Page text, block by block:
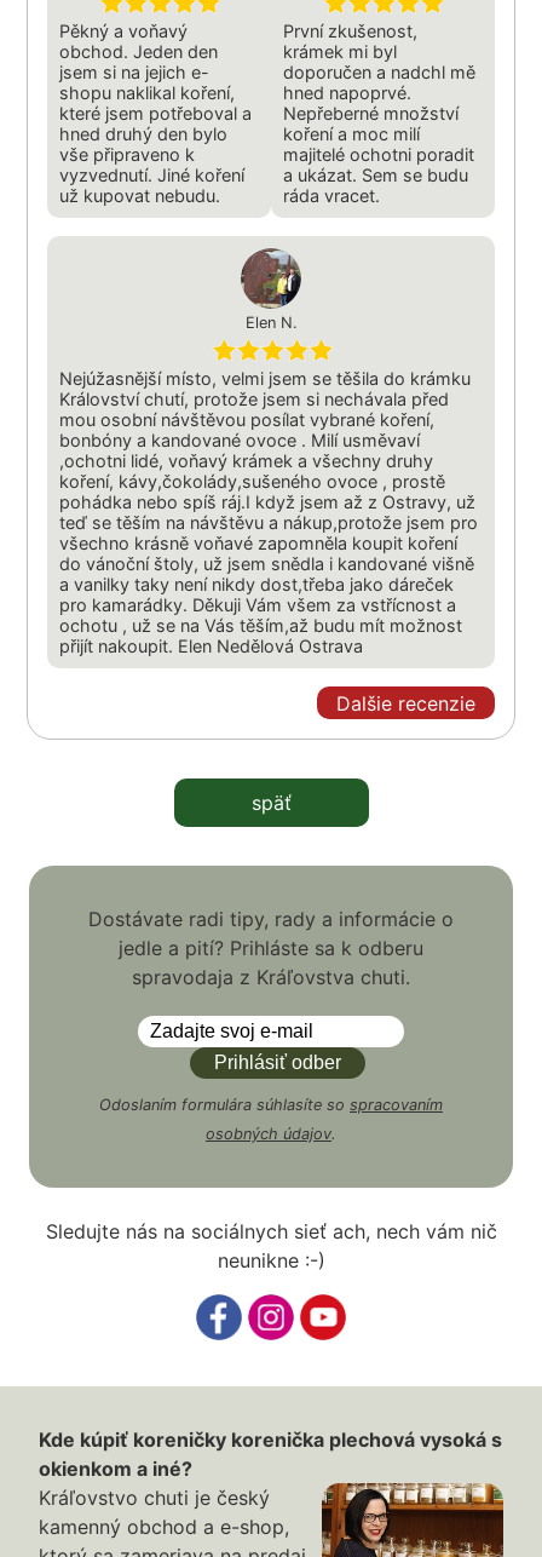
Pěkný a voňavý
obchod. Jeden den
jsem si na jejich e-
shopu naklikal koření,
které jsem potřeboval a
hned druhý den bylo
vše připraveno k
vyzvednutí. Jiné koření
už kupovat nebudu.
První zkušenost,
krámek mi byl
doporučen a nadchl mě
hned napoprvé.
Nepřeberné množství
koření a moc milí
majitelé ochotni poradit
a ukázat. Sem se budu
ráda vracet.
Elen N.
Nejúžasnější místo, velmi jsem se těšila do krámku
Království chutí, protože jsem si nechávala před
mou osobní návštěvou posílat vybrané koření,
bonbóny a kandované ovoce . Milí usměvaví
,ochotni lidé, voňavý krámek a všechny druhy
koření, kávy,čokolády,sušeného ovoce , prostě
pohádka nebo spíš ráj.I když jsem až z Ostravy, už
teď se těším na návštěvu a nákup,protože jsem pro
všechno krásně voňavé zapomněla koupit koření
do vánoční štoly, už jsem snědla i kandované višně
a vanilky taky není nikdy dost,třeba jako dáreček
pro kamarádky. Děkuji Vám všem za vstřícnost a
ochotu , už se na Vás těším,až budu mít možnost
přijít nakoupit. Elen Nedělová Ostrava
Dalšie recenzie
späť
Dostávate radi tipy, rady a informácie o
jedle a pití? Prihláste sa k odberu
spravodaja z Kráľovstva chuti.
Odoslaním formulára súhlasíte so spracovaním
osobných údajov.
Sledujte nás na sociálnych sieť ach, nech vám nič
neunikne :-)
Kde kúpiť koreničky korenička plechová vysoká s
okienkom a iné?
Kráľovstvo chuti je český
kamenný obchod a e-shop,